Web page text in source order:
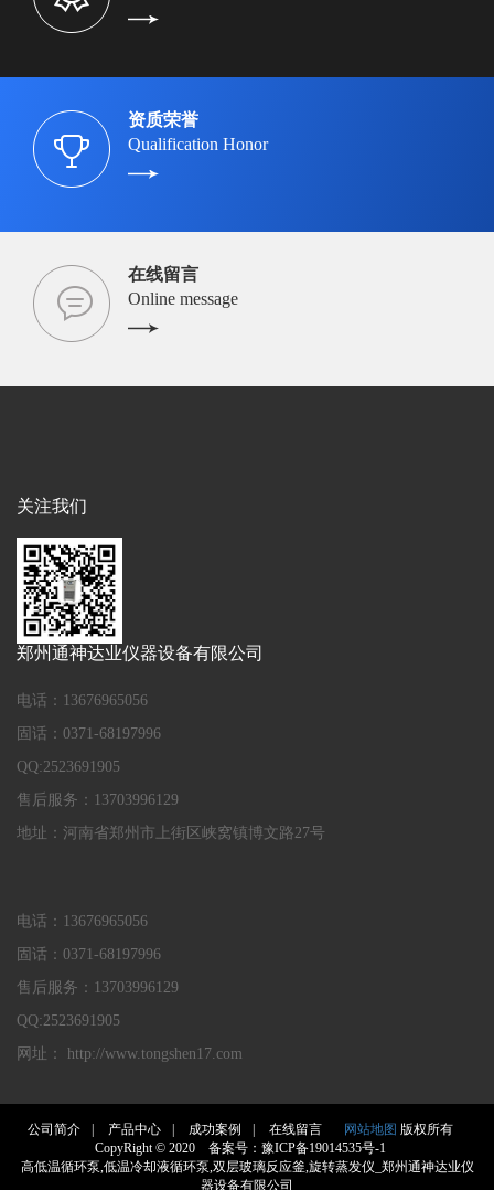
资质荣誉
Qualification Honor
在线留言
Online message
关注我们
郑州通神达业仪器设备有限公司
电话：13676965056
固话：0371-68197996
QQ:2523691905
售后服务：13703996129
地址：河南省郑州市上街区峡窝镇博文路27号
电话：13676965056
固话：0371-68197996
售后服务：13703996129
QQ:2523691905
网址： http://www.tongshen17.com
公司简介 产品中心 成功案例 在线留言 网站地图 版权所有
CopyRight © 2020 备案号： 豫ICP备19014535号-1
高低温循环泵,低温冷却液循环泵,双层玻璃反应釜,旋转蒸发仪_郑州通神达业仪
器设备有限公司